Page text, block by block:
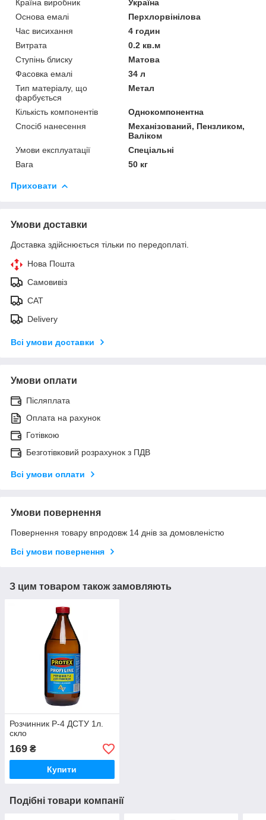
Країна виробник
Україна
Основа емалі
Перхлорвінілова
Час висихання
4 годин
Витрата
0.2 кв.м
Ступінь блиску
Матова
Фасовка емалі
34 л
Тип матеріалу, що
фарбується
Метал
Кількість компонентів
Однокомпонентна
Спосіб нанесення
Механізований, Пензликом,
Валіком
Умови експлуатації
Спеціальні
Вага
50 кг
Приховати
Умови доставки
Доставка здійснюється тільки по передоплаті.
Нова Пошта
Самовивіз
САТ
Delivery
Всі умови доставки
Умови оплати
Післяплата
Оплата на рахунок
Готівкою
Безготівковий розрахунок з ПДВ
Всі умови оплати
Умови повернення
Повернення товару впродовж 14 днів за домовленістю
Всі умови повернення
З цим товаром також замовляють
Розчинник Р-4 ДСТУ 1л.
скло
169 ₴
Купити
Подібні товари компанії